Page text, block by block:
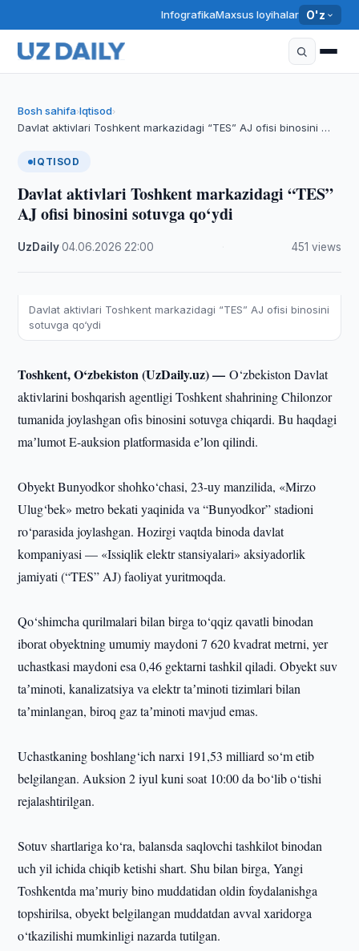
InfografikaMaxsus loyihalar O'z
Bosh sahifa›Iqtisod›
Davlat aktivlari Toshkent markazidagi “TES” AJ ofisi binosini …
IQTISOD
Davlat aktivlari Toshkent markazidagi “TES”
AJ ofisi binosini sotuvga qo‘ydi
UzDaily·04.06.2026 22:00 451 views
Davlat aktivlari Toshkent markazidagi “TES” AJ ofisi binosini
sotuvga qo‘ydi
Toshkent, O‘zbekiston (UzDaily.uz) —O‘zbekiston Davlat
aktivlarini boshqarish agentligi Toshkent shahrining Chilonzor
tumanida joylashgan ofis binosini sotuvga chiqardi. Bu haqdagi
maʼlumot E-auksion platformasida eʼlon qilindi.
Obyekt Bunyodkor shohko‘chasi, 23-uy manzilida, «Mirzo
Ulug‘bek» metro bekati yaqinida va “Bunyodkor” stadioni
ro‘parasida joylashgan. Hozirgi vaqtda binoda davlat
kompaniyasi — «Issiqlik elektr stansiyalari» aksiyadorlik
jamiyati (“TES” AJ) faoliyat yuritmoqda.
Qo‘shimcha qurilmalari bilan birga to‘qqiz qavatli binodan
iborat obyektning umumiy maydoni 7 620 kvadrat metrni, yer
uchastkasi maydoni esa 0,46 gektarni tashkil qiladi. Obyekt suv
taʼminoti, kanalizatsiya va elektr taʼminoti tizimlari bilan
taʼminlangan, biroq gaz taʼminoti mavjud emas.
Uchastkaning boshlang‘ich narxi 191,53 milliard so‘m etib
belgilangan. Auksion 2 iyul kuni soat 10:00 da bo‘lib o‘tishi
rejalashtirilgan.
Sotuv shartlariga ko‘ra, balansda saqlovchi tashkilot binodan
uch yil ichida chiqib ketishi shart. Shu bilan birga, Yangi
Toshkentda maʼmuriy bino muddatidan oldin foydalanishga
topshirilsa, obyekt belgilangan muddatdan avval xaridorga
o‘tkazilishi mumkinligi nazarda tutilgan.